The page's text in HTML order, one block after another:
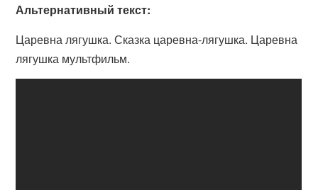
Альтернативный текст:
Царевна лягушка. Сказка царевна-лягушка. Царевна
лягушка мультфильм.